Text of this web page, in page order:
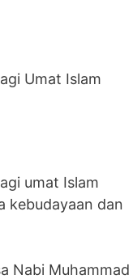
Umat Islam
umat Islam
kebudayaan dan
Nabi Muhammad